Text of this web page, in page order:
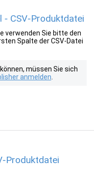
CSV-Produktdatei
verwenden Sie bitte den
Spalte der CSV-Datei
müssen Sie sich
anmelden
Produktdatei